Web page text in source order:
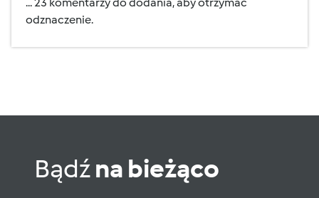
odznaczenie.
Bądźna bieżąco